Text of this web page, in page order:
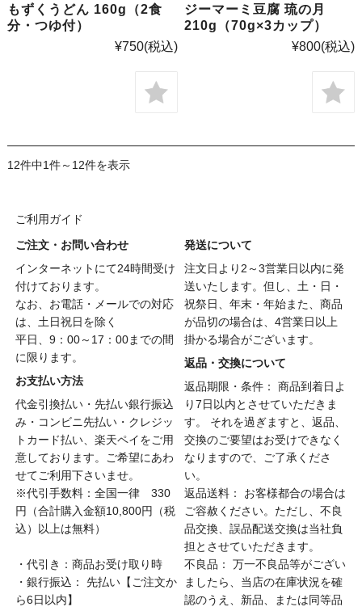
もずくうどん 160g（2食
分・つゆ付）
¥750(税込)
ジーマーミ豆腐 琉の月
210g（70g×3カップ）
¥800(税込)
12件中1件～12件を表示
ご利用ガイド
ご注文・お問い合わせ
インターネットにて24時間受け
付けております。
なお、お電話・メールでの対応
は、土日祝日を除く
平日、9：00～17：00までの間
に限ります。
お支払い方法
代金引換払い・先払い銀行振込
み・コンビニ先払い・クレジッ
トカード払い、楽天ペイをご用
意しております。ご希望にあわ
せてご利用下さいませ。
※代引手数料：全国一律 330
円（合計購入金額10,800円（税
込）以上は無料）
・代引き：商品お受け取り時
・銀行振込： 先払い【ご注文か
ら6日以内】
発送について
注文日より2～3営業日以内に発
送いたします。但し、土・日・
祝祭日、年末・年始また、商品
が品切の場合は、4営業日以上
掛かる場合がございます。
返品・交換について
返品期限・条件： 商品到着日よ
り7日以内とさせていただきま
す。 それを過ぎますと、返品、
交換のご要望はお受けできなく
なりますので、ご了承くださ
い。
返品送料： お客様都合の場合は
ご容赦ください。ただし、不良
品交換、誤品配送交換は当社負
担とさせていただきます。
不良品： 万一不良品等がござい
ましたら、当店の在庫状況を確
認のうえ、新品、または同等品